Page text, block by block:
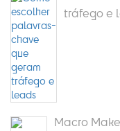
tráfego e
Macro